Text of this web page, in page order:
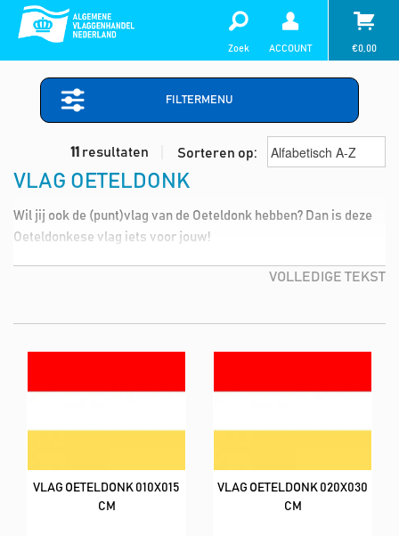
Zoek ACCOUNT €0,00
FILTERMENU
11 resultaten Sorteren op:
VLAG OETELDONK
Wil jij ook de (punt)vlag van de Oeteldonk hebben? Dan is deze
Oeteldonkese vlag iets voor jouw!
VOLLEDIGE TEKST
VLAG OETELDONK 010X015
CM
VLAG OETELDONK 020X030
CM